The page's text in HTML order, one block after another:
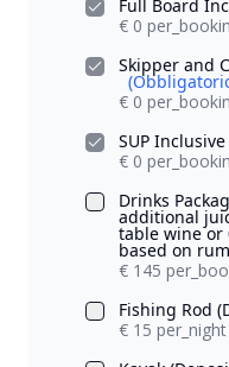
Full Board
€ 0
Skipper and
€ 0
SUP Inclusive
€ 0
Drinks
additional
table wine or
based on
€ 145
Fishing Rod
€ 15 per_night